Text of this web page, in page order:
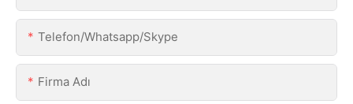
Telefon/Whatsapp/Skype
Firma Adı